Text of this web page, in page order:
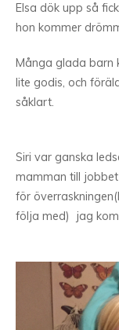
Elsa dök upp så
hon kommer
Många glada barn
lite godis, och
såklart.
Siri var ganska
mamman till
för
följa med) jag